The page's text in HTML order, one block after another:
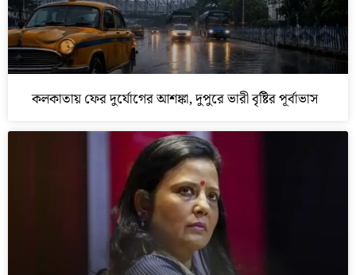
কলকাতায় ফের দুর্যোগের আশঙ্কা, দুপুরে ভারী বৃষ্টির পূর্বাভাস